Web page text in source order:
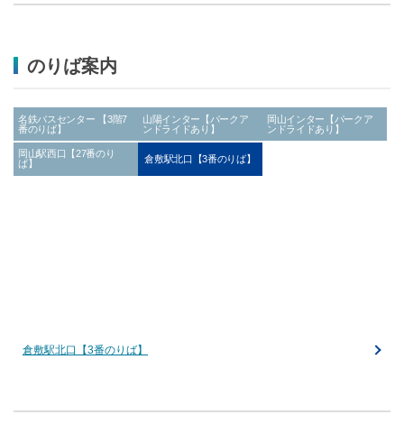
のりば案内
名鉄バスセンター 【3階7
番のりば】
山陽インター【パークア
ンドライドあり】
岡山インター【パークア
ンドライドあり】
岡山駅西口【27番のり
ば】
倉敷駅北口【3番のりば】
倉敷駅北口【3番のりば】